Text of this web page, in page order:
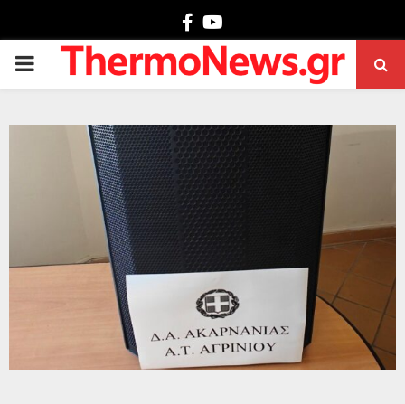
Facebook
PRIMARY